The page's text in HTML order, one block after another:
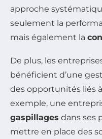
approche
seulement la
mais également la
De plus, les
bénéficient d’une
des opportunités liés
exemple, une
gaspillages dans ses
mettre en place des